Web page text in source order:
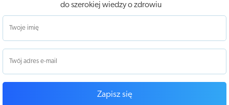
do szerokiej wiedzy o zdrowiu
Zapisz się